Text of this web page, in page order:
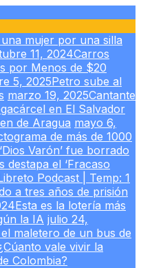
mujer por una silla
11, 2024Carros
por Menos de $20
5, 2025Petro sube al
marzo 19, 2025Cantante
en El Salvador
de Aragua mayo 6,
de más de 1000
Varón’ fue borrado
destapa el ‘Fracaso
Podcast | Temp: 1
a tres años de prisión
Esta es la lotería más
la IA julio 24,
maletero de un bus de
vale vivir la
Colombia?